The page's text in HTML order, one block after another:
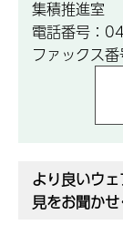
集積推進室
電話番号：
ファックス
より良いウ
見をお聞か